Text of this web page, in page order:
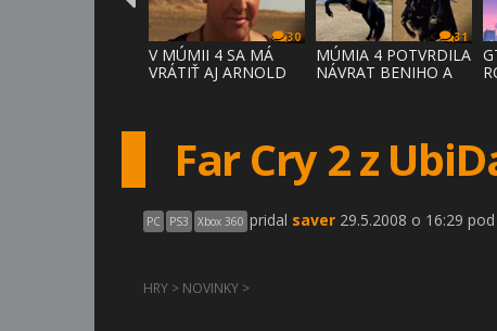
30
V MÚMII 4 SA MÁ
VRÁTIŤ AJ ARNOLD
31
MÚMIA 4 POTVRDILA
NÁVRAT BENIHO A
Far Cry 2 z
PC PS3 Xbox 360 pridal saver 29.5.2008 o 16:29
HRY > NOVINKY >